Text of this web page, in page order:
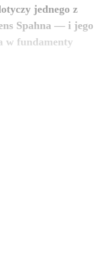
jednego z
Spahna — i jego
w fundamenty